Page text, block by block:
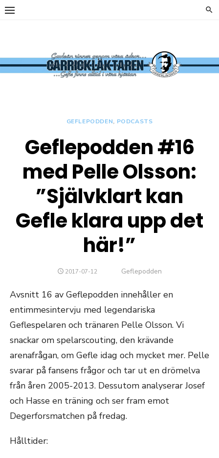
Hoppa
OFFICIELL
SUPPORTERKLUBB TILL
GEFLEPODDEN, PODCASTS
Geflepodden #16
med Pelle Olsson:
”Självklart kan
Gefle klara upp det
här!”
PUBLICERAT
2017-07-12 Författare
Geflepodden
Avsnitt 16 av Geflepodden innehåller en
entimmesintervju med legendariska
Geflespelaren och tränaren Pelle Olsson. Vi
snackar om spelarscouting, den krävande
arenafrågan, om Gefle idag och mycket mer. Pelle
svarar på fansens frågor och tar ut en drömelva
från åren 2005-2013. Dessutom analyserar Josef
och Hasse en träning och ser fram emot
Degerforsmatchen på fredag.
Hålltider: